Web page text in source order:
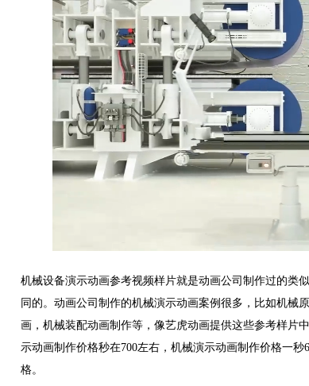
机械设备演示动画参考视频样片就是动画公司制作过的类
同的。动画公司制作的机械演示动画案例很多，比如机械
画，机械装配动画制作等，像艺虎动画提供这些参考样片
示动画制作价格秒在700左右，机械演示动画制作价格一
格。